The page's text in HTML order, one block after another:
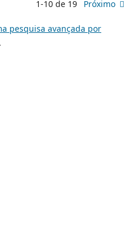
1-10 de 19 Próximo
pesquisa avançada por